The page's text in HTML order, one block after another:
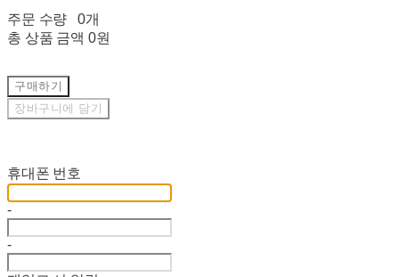
주문 수량
0개
총 상품 금액 0원
구매하기
장바구니에 담기
휴대폰 번호
-
-